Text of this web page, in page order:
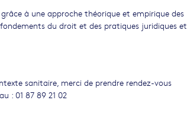
à une approche théorique et empirique des
du droit et des pratiques juridiques et
sanitaire, merci de prendre rendez-vous
: 01 87 89 21 02